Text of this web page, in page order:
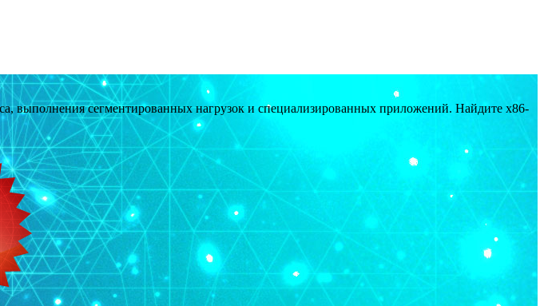
выполнения сегментированных нагрузок и специализированных приложений. Найдите x86-